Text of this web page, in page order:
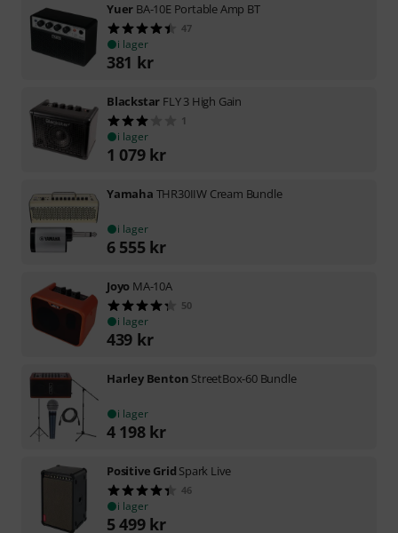
Yuer BA-10E Portable Amp BT
47
i lager
381 kr
Blackstar FLY 3 High Gain
1
i lager
1 079 kr
Yamaha THR30IIW Cream Bundle
i lager
6 555 kr
Joyo MA-10A
50
i lager
439 kr
Harley Benton StreetBox-60 Bundle
i lager
4 198 kr
Positive Grid Spark Live
46
i lager
5 499 kr